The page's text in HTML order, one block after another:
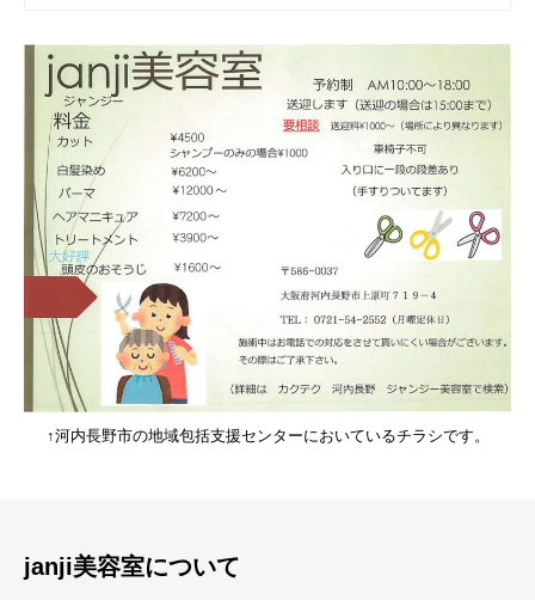
↑河内長野市の地域包括支援センターにおいているチラシです。
janji美容室について